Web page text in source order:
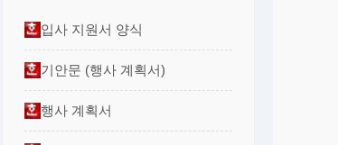
입사 지원서 양식
기안문 (행사 계획서)
행사 계획서